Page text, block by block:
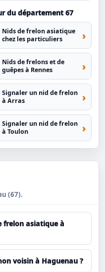
du département 67
Nids de frelon asiatique
chez les particuliers
Nids de frelons et de
guêpes à Rennes
Signaler un nid de frelon
à Arras
Signaler un nid de frelon
à Toulon
(67).
frelon asiatique à
voisin à Haguenau ?